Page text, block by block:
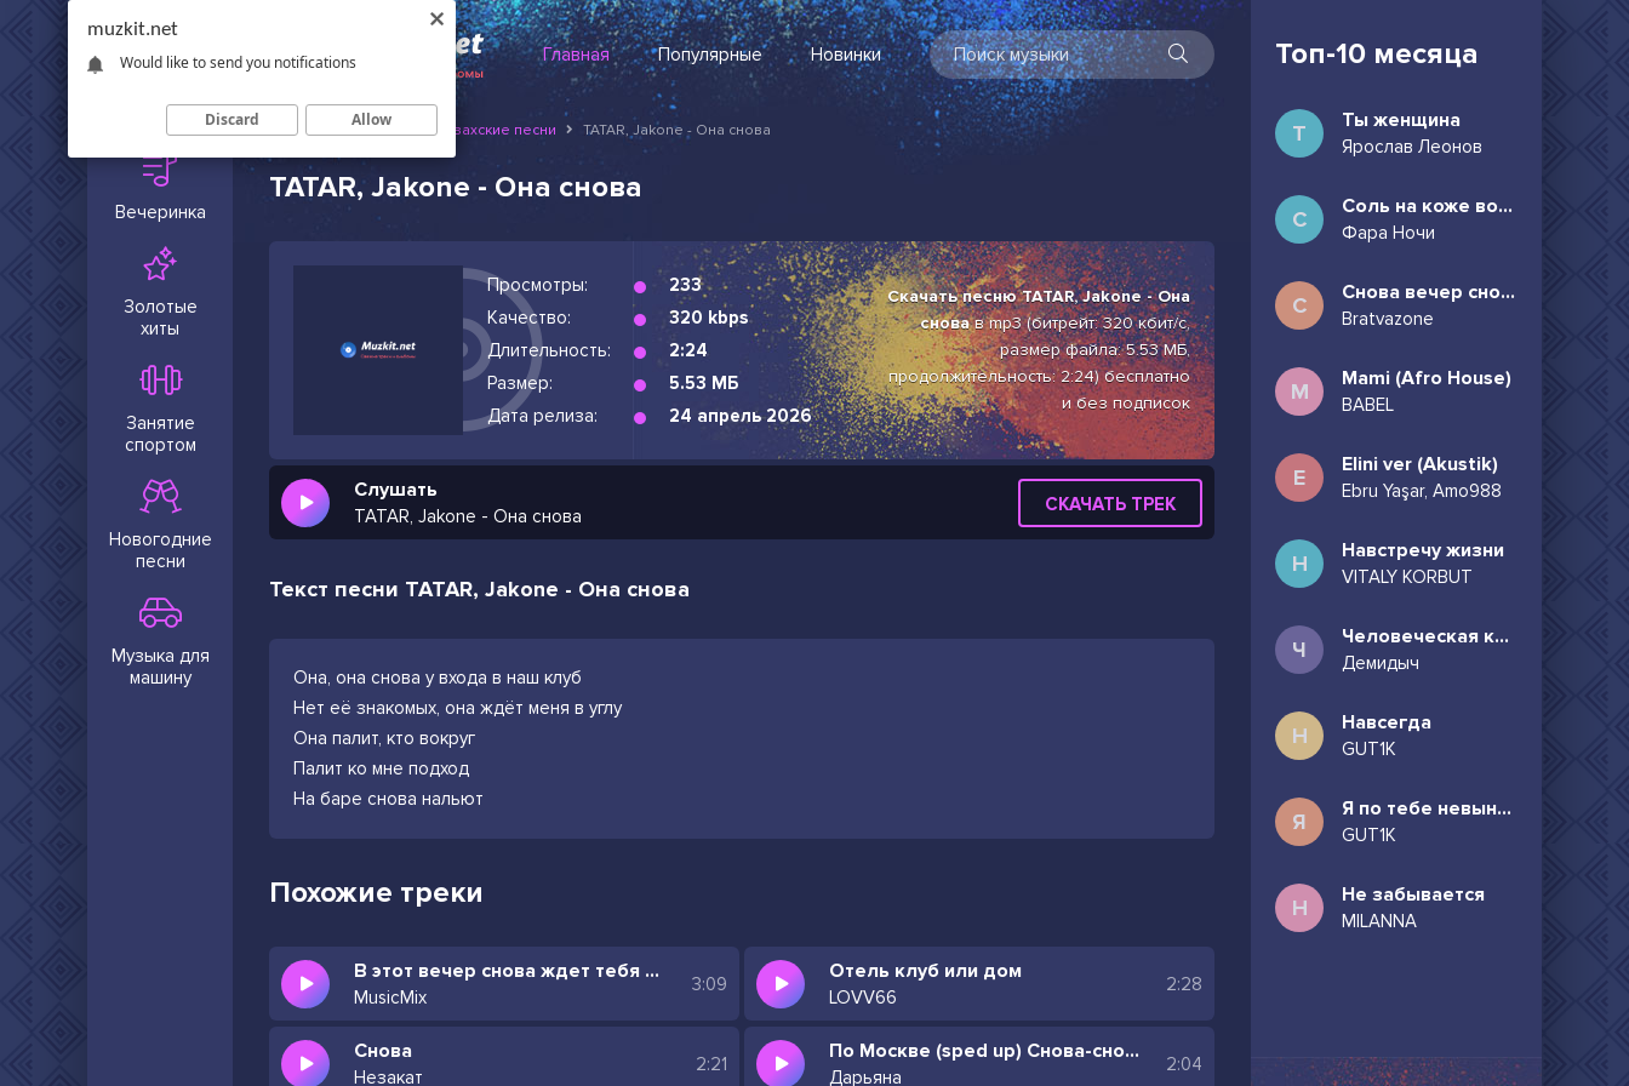
Главная Популярные
Новинки
Вечеринка
Золотые
хиты
Занятие
спортом
Новогодние
песни
Музыка для
машину
Muzkit.net Русские и казахские песни TATAR, Jakone - Она снова
TATAR, Jakone - Она снова
Просмотры:
233
Качество:
320 kbps
Длительность:
2:24
Размер:
5.53 МБ
Дата релиза:
24 апрель 2026
Скачать песню TATAR, Jakone - Она
сновав mp3 (битрейт: 320 кбит/с,
размер файла: 5.53 МБ,
продолжительность: 2:24) бесплатно
и без подписок
Слушать
TATAR, Jakone - Она снова
СКАЧАТЬ ТРЕК
Текст песни TATAR, Jakone - Она снова
Она, она снова у входа в наш клуб
Нет её знакомых, она ждёт меня в углу
Она палит, кто вокруг
Палит ко мне подход
На баре снова нальют
Похожие треки
В этот вечер снова ждет тебя другой
MusicMix
3:09
Отель клуб или дом
LOVV66
2:28
Снова
Незакат
2:21
По Москве (sped up) Снова-снова-снова самолёт Питер-Москва
Дарьяна
2:04
Топ-10 месяца
Т Ты женщина
Ярослав Леонов
С Соль на коже волосы в пучок
Фара Ночи
С Снова вечер снова дождь может всё таки придёшь
Bratvazone
M Mami (Afro House)
BABEL
E Elini ver (Akustik)
Ebru Yaşar, Amo988
Н Навстречу жизни
VITALY KORBUT
Ч Человеческая комедия
Демидыч
Н Навсегда
GUT1K
Я Я по тебе невыносимо скучаю
GUT1K
Н Не забывается
MILANNA
muzkit.net
Would like to send you notifications
Discard Allow